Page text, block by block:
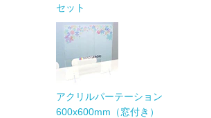
セット
アクリルパーテーション
600x600mm（窓付き）